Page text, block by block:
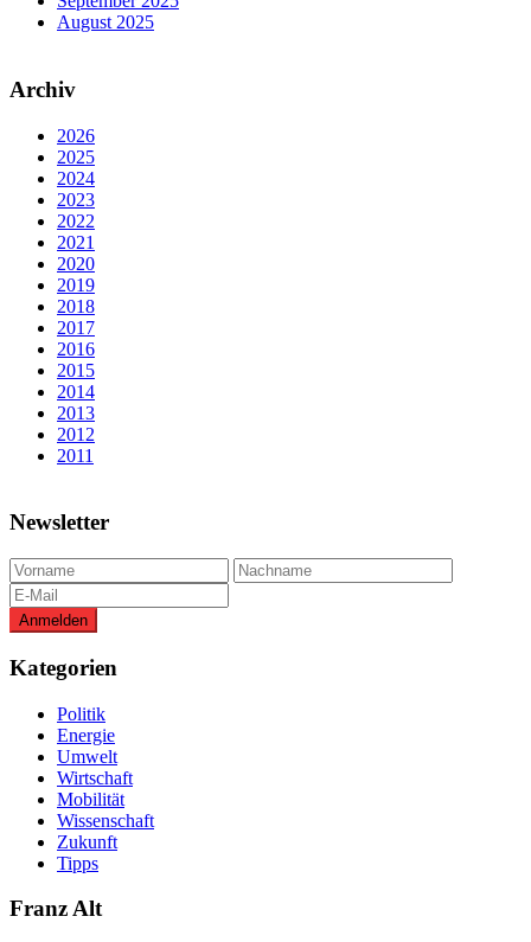
August 2025
Archiv
2026
2025
2024
2023
2022
2021
2020
2019
2018
2017
2016
2015
2014
2013
2012
2011
Newsletter
Kategorien
Politik
Energie
Umwelt
Wirtschaft
Mobilität
Wissenschaft
Zukunft
Tipps
Franz Alt